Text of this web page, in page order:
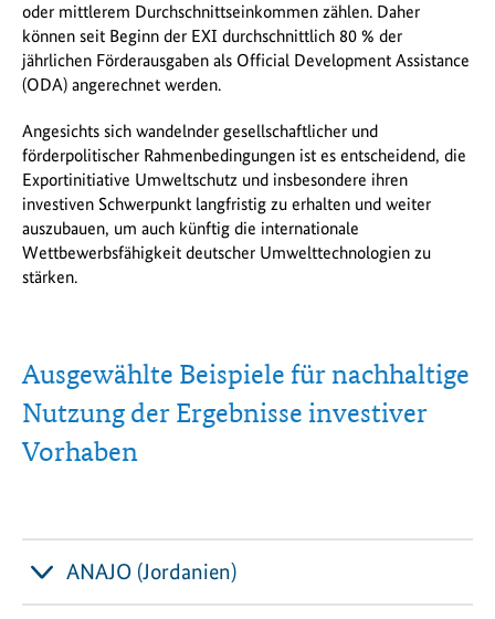
oder mittlerem Durchschnittseinkommen zählen. Daher
können seit Beginn der EXI durchschnittlich 80 % der
jährlichen Förderausgaben als Official Development Assistance
(ODA) angerechnet werden.
Angesichts sich wandelnder gesellschaftlicher und
förderpolitischer Rahmenbedingungen ist es entscheidend, die
Exportinitiative Umweltschutz und insbesondere ihren
investiven Schwerpunkt langfristig zu erhalten und weiter
auszubauen, um auch künftig die internationale
Wettbewerbsfähigkeit deutscher Umwelttechnologien zu
stärken.
Ausgewählte Beispiele für nachhaltige
Nutzung der Ergebnisse investiver
Vorhaben
ANAJO (Jordanien)